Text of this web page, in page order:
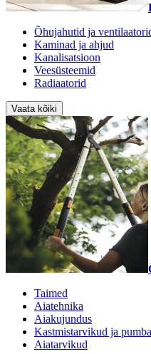
Õhujahutid ja
Kaminad ja ahjud
Kanalisatsioon
Veesüsteemid
Radiaatorid
Vaata kõiki
Taimed
Aiatehnika
Aiakujundus
Kastmistarvikud ja
Aiatarvikud